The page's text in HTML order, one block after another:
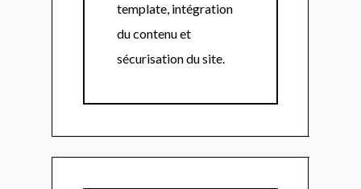
template, intégration
du contenu et
sécurisation du site.